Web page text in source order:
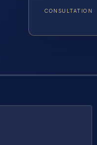
CONSULTATION